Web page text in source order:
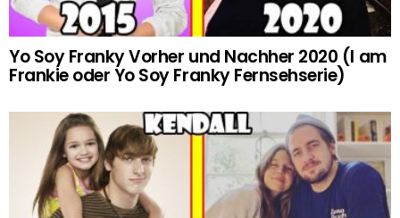
Yo Soy Franky Vorher und Nachher 2020 (I am
Frankie oder Yo Soy Franky Fernsehserie)